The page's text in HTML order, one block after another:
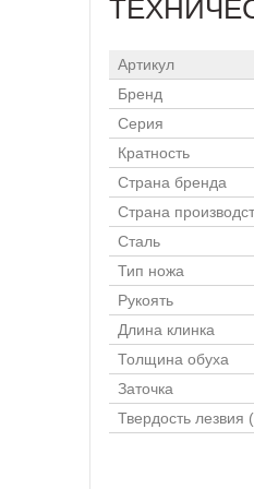
Артикул
Бренд
Серия
Кратность
Страна бренда
Страна
Сталь
Тип ножа
Рукоять
Длина клинка
Толщина обуха
Заточка
Твердость лезвия